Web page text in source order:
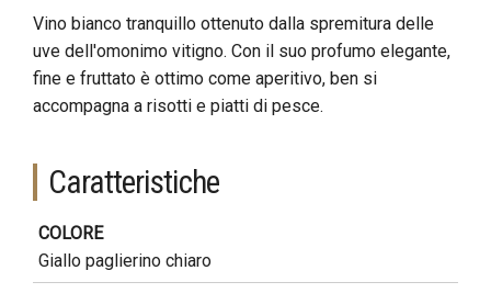
Vino bianco tranquillo ottenuto dalla spremitura delle
uve dell'omonimo vitigno. Con il suo profumo elegante,
fine e fruttato è ottimo come aperitivo, ben si
accompagna a risotti e piatti di pesce.
Caratteristiche
COLORE
Giallo paglierino chiaro